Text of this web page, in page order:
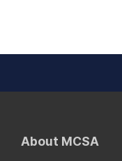
About MCSA